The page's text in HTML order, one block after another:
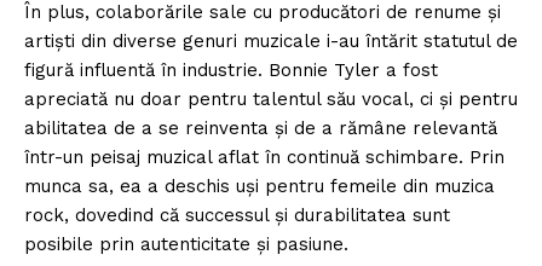
În plus, colaborările sale cu producători de renume și
artiști din diverse genuri muzicale i-au întărit statutul de
figură influentă în industrie. Bonnie Tyler a fost
apreciată nu doar pentru talentul său vocal, ci și pentru
abilitatea de a se reinventa și de a rămâne relevantă
într-un peisaj muzical aflat în continuă schimbare. Prin
munca sa, ea a deschis uși pentru femeile din muzica
rock, dovedind că successul și durabilitatea sunt
posibile prin autenticitate și pasiune.